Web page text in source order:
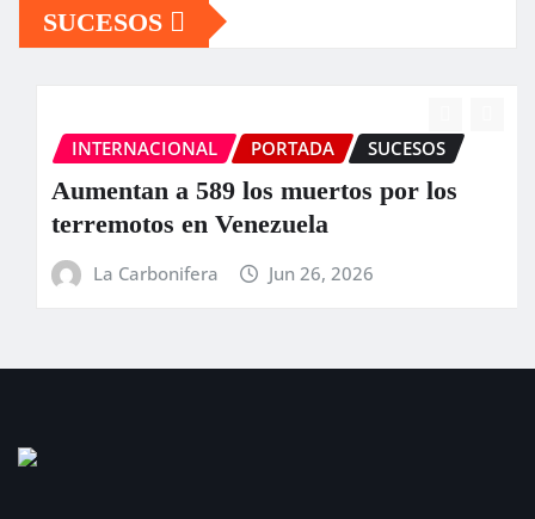
SUCESOS
INTERNACIONAL PORTADA SUCESOS
Aumentan a 589 los muertos por los
terremotos en Venezuela
La Carbonifera Jun 26, 2026